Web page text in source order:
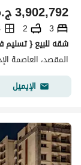
3,902,792
3
2
المقصد، العاصمة
الإيميل